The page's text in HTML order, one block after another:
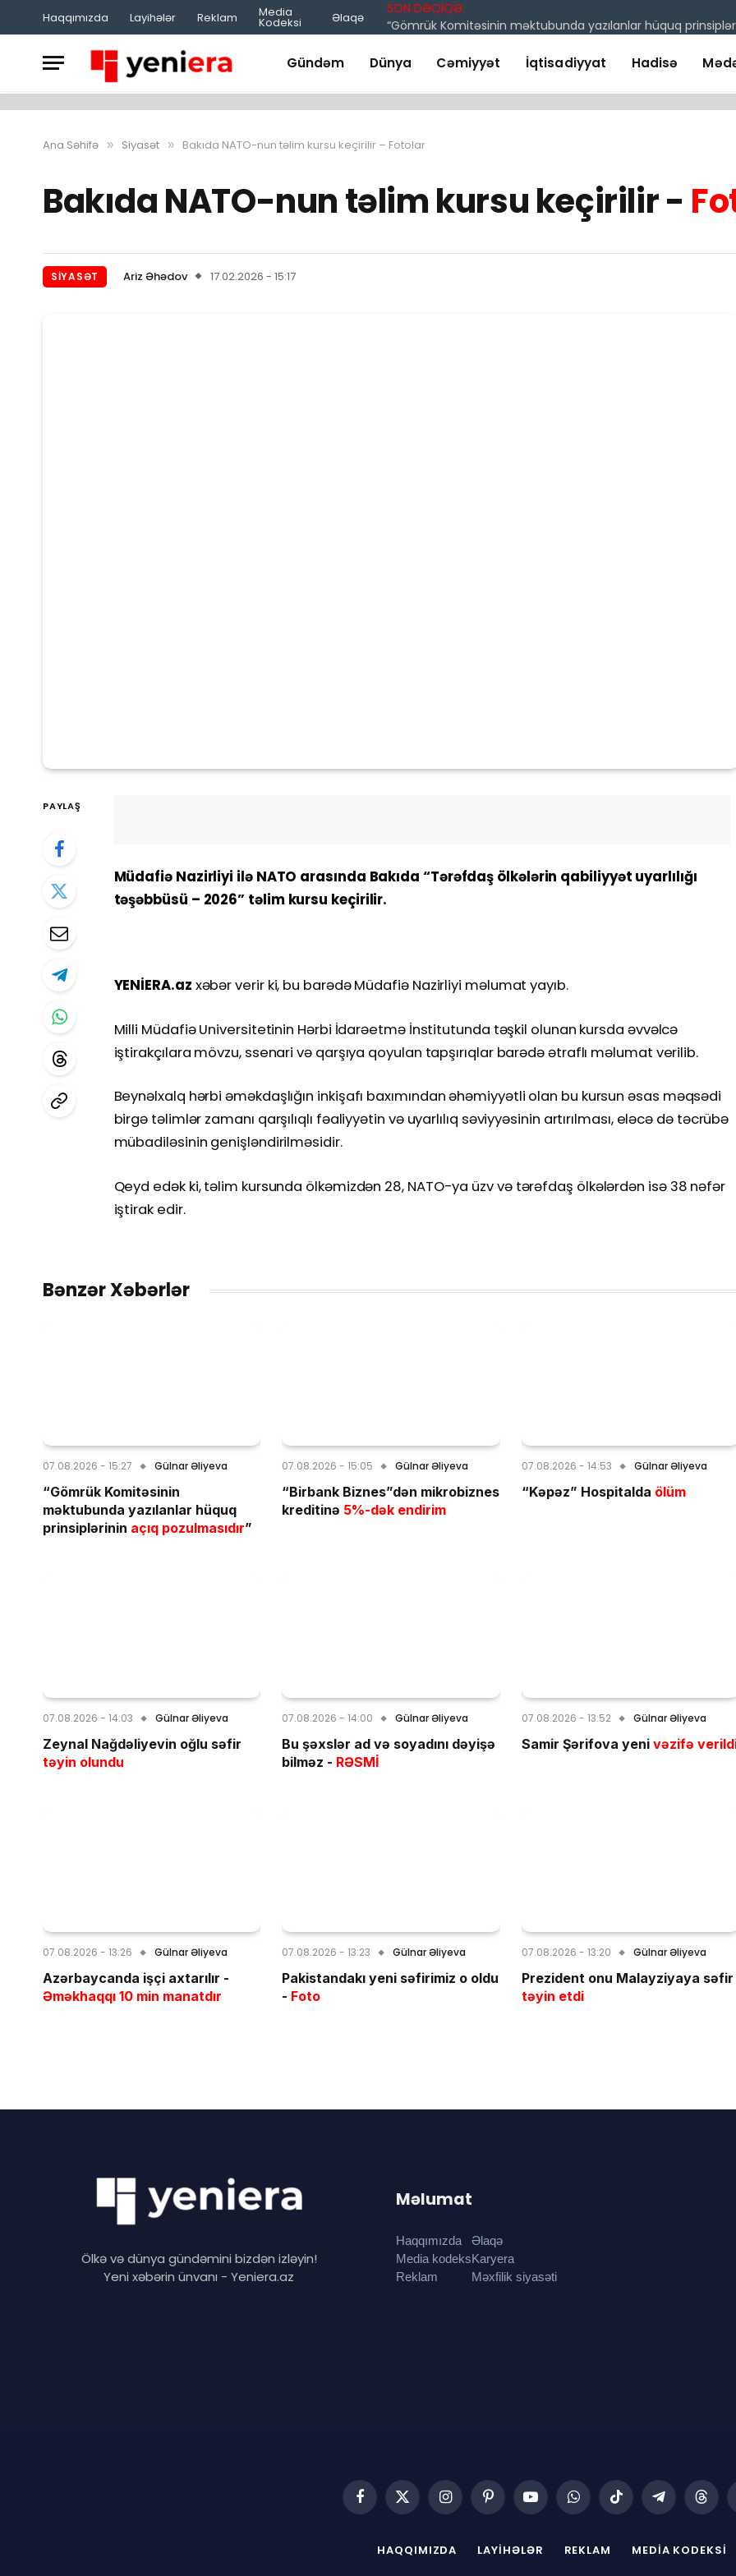
Haqqımızda Layihələr Reklam Media
Kodeksi Əlaqə
SON DƏQİQƏ:
Gündəm Dünya Cəmiyyət İqtisadiyyat Hadisə
Ana Səhifə » Siyasət » Bakıda NATO-nun təlim kursu keçirilir – Fotolar
Bakıda NATO-nun təlim kursu keçirilir -
SIYASƏT Ariz Əhədov 17.02.2026 - 15:17
PAYLAŞ
Müdafiə Nazirliyi ilə NATO arasında Bakıda “Tərəfdaş ölkələrin qabiliyyət uyarlılığı
təşəbbüsü – 2026” təlim kursu keçirilir.
YENİERA.az xəbər verir ki, bu barədə Müdafiə Nazirliyi məlumat yayıb.
Milli Müdafiə Universitetinin Hərbi İdarəetmə İnstitutunda təşkil olunan kursda əvvəlcə
iştirakçılara mövzu, ssenari və qarşıya qoyulan tapşırıqlar barədə ətraflı məlumat verilib.
Beynəlxalq hərbi əməkdaşlığın inkişafı baxımından əhəmiyyətli olan bu kursun əsas məqsədi
birgə təlimlər zamanı qarşılıqlı fəaliyyətin və uyarlılıq səviyyəsinin artırılması, eləcə də təcrübə
mübadiləsinin genişləndirilməsidir.
Qeyd edək ki, təlim kursunda ölkəmizdən 28, NATO-ya üzv və tərəfdaş ölkələrdən isə 38 nəfər
iştirak edir.
Bənzər Xəbərlər
07.08.2026 - 15:27 Gülnar Əliyeva
“Gömrük Komitəsinin
məktubunda yazılanlar hüquq
prinsiplərinin açıq pozulmasıdır”
07.08.2026 - 15:05 Gülnar Əliyeva
“Birbank Biznes”dən mikrobiznes
kreditinə 5%-dək endirim
07.08.2026 - 14:53 Gülnar Əliyeva
“Kəpəz” Hospitalda ölüm
07.08.2026 - 14:03 Gülnar Əliyeva
Zeynal Nağdəliyevin oğlu səfir
təyin olundu
07.08.2026 - 14:00 Gülnar Əliyeva
Bu şəxslər ad və soyadını dəyişə
bilməz - RƏSMİ
07.08.2026 - 13:52 Gülnar Əliyeva
Samir Şərifova yeni vəzifə
07.08.2026 - 13:26 Gülnar Əliyeva
Azərbaycanda işçi axtarılır -
Əməkhaqqı 10 min manatdır
07.08.2026 - 13:23 Gülnar Əliyeva
Pakistandakı yeni səfirimiz o oldu
- Foto
07.08.2026 - 13:20 Gülnar Əliyeva
Prezident onu Malayziyaya səfir
təyin etdi
Ölkə və dünya gündəmini bizdən izləyin!
Yeni xəbərin ünvanı - Yeniera.az
Məlumat
Haqqımızda
Media kodeks
Reklam
Əlaqə
Karyera
Məxfilik siyasəti
Facebook
X
(Twitter)
InstagramPinterestYouTubeWhatsAppTikTok Telegram
HAQQIMIZDA LAYIHƏLƏR REKLAM MEDIA KODEKSI